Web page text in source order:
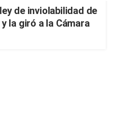
de inviolabilidad de
la giró a la Cámara